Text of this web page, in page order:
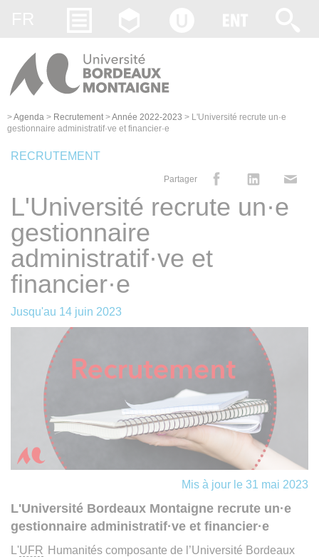
>Agenda > Recrutement >Année 2022-2023 > L'Université recrute un·e
gestionnaire administratif·ve et financier·e
RECRUTEMENT
Partager
L'Université recrute un·e
gestionnaire
administratif·ve et
financier·e
Jusqu'au 14 juin 2023
Mis à jour le 31 mai 2023
L'Université Bordeaux Montaigne recrute un·e
gestionnaire administratif·ve et financier·e
L'UFR Humanités composante de l’Université Bordeaux